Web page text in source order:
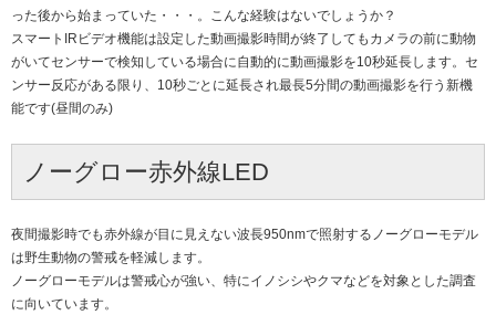
った後から始まっていた・・・。こんな経験はないでしょうか？
スマートIRビデオ機能は設定した動画撮影時間が終了してもカメラの前に動物
がいてセンサーで検知している場合に自動的に動画撮影を10秒延長します。セ
ンサー反応がある限り、10秒ごとに延長され最長5分間の動画撮影を行う新機
能です(昼間のみ)
ノーグロー赤外線LED
夜間撮影時でも赤外線が目に見えない波長950nmで照射するノーグローモデル
は野生動物の警戒を軽減します。
ノーグローモデルは警戒心が強い、特にイノシシやクマなどを対象とした調査
に向いています。